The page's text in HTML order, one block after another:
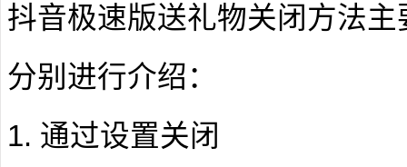
抖音极速版送礼物关闭方法
分别进行介绍：
1. 通过设置关闭